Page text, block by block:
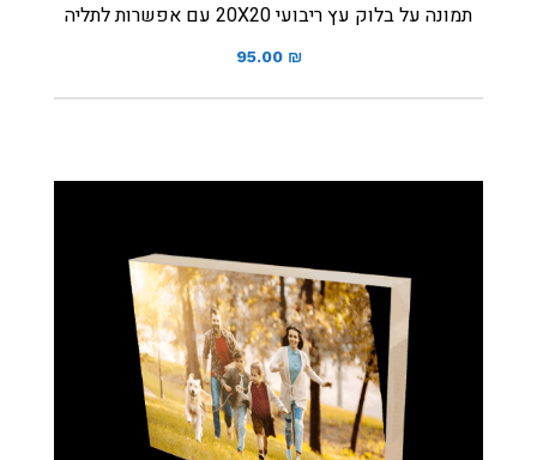
תמונה על בלוק עץ ריבועי 20X20 עם אפשרות לתליה
95.00 ₪